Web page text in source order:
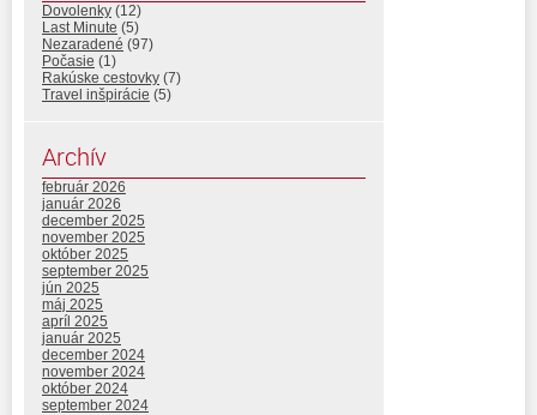
Dovolenky (12)
Last Minute (5)
Nezaradené (97)
Počasie (1)
Rakúske cestovky (7)
Travel inšpirácie (5)
Archív
február 2026
január 2026
december 2025
november 2025
október 2025
september 2025
jún 2025
máj 2025
apríl 2025
január 2025
december 2024
november 2024
október 2024
september 2024